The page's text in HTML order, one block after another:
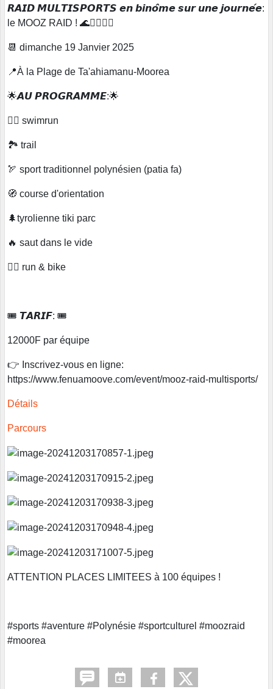
𝙍𝘼𝙄𝘿 𝙈𝙐𝙇𝙏𝙄𝙎𝙋𝙊𝙍𝙏𝙎 𝙚𝙣 𝙗𝙞𝙣𝙤̂𝙢𝙚 𝙨𝙪𝙧 𝙪𝙣𝙚 𝙟𝙤𝙪𝙧𝙣𝙚́𝙚:
le MOOZ RAID ! 🌊🏃‍♂️🚴‍♀️
📆 dimanche 19 Janvier 2025
📍À la Plage de Ta'ahiamanu-Moorea
🌟𝘼𝙐 𝙋𝙍𝙊𝙂𝙍𝘼𝙈𝙈𝙀:🌟
🏊‍♂️ swimrun
🏞️ trail
🏹 sport traditionnel polynésien (patia fa)
🧭 course d'orientation
🌲tyrolienne tiki parc
🔥 saut dans le vide
🚴‍♂️ run & bike
🎟 𝙏𝘼𝙍𝙄𝙁: 🎟
12000F par équipe
👉 Inscrivez-vous en ligne:
https://www.fenuamoove.com/event/mooz-raid-multisports/
Détails
Parcours
ATTENTION PLACES LIMITEES à 100 équipes !
#sports #aventure #Polynésie #sportculturel #moozraid
#moorea